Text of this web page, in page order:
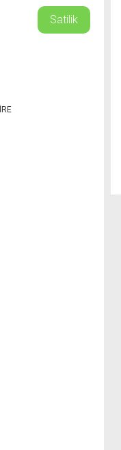
Satilik